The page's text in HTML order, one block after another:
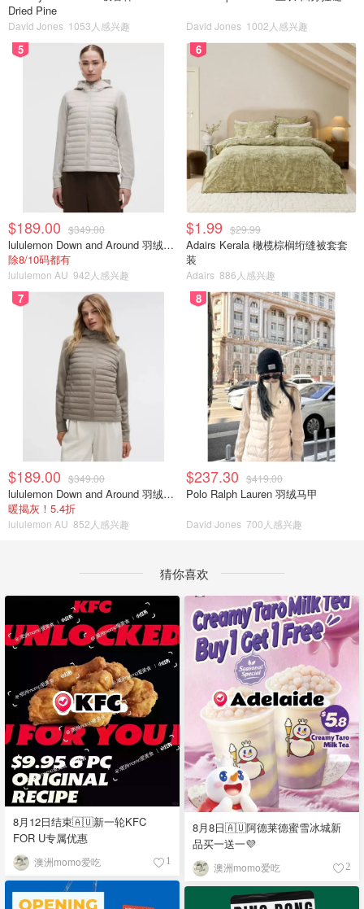
Dried Pine
David Jones 1053人感兴趣 David Jones 1002人感兴趣
5
$189.00 $349.00
lululemon Down and Around 羽绒夹克
除8/10码都有
lululemon AU 942人感兴趣
6
$1.99 $29.99
Adairs Kerala 橄榄棕榈绗缝被套套
装
Adairs 886人感兴趣
7
$189.00 $349.00
lululemon Down and Around 羽绒夹克
暖揭灰！5.4折
lululemon AU 852人感兴趣
8
$237.30 $419.00
Polo Ralph Lauren 羽绒马甲
David Jones 700人感兴趣
猜你喜欢
8月12日结束🇦🇺新一轮KFC
FOR U专属优惠
澳洲momo爱吃 1
8月8日🇦🇺阿德莱德蜜雪冰城新
品买一送一💜
澳洲momo爱吃 2